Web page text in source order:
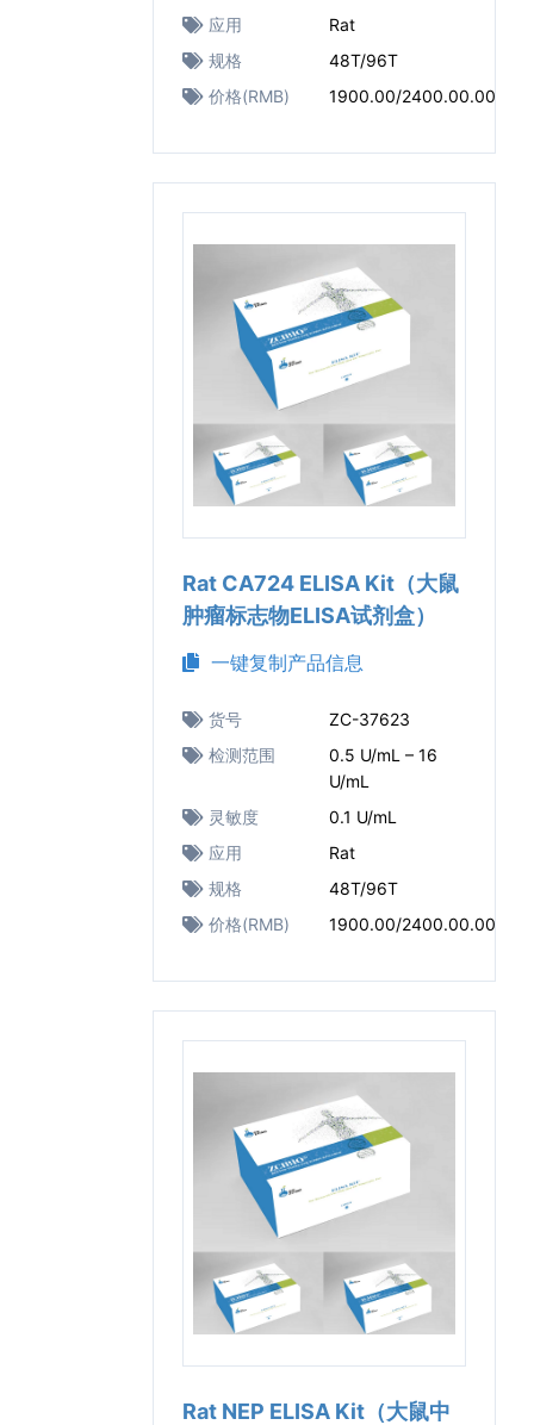
应用
Rat
规格
48T/96T
价格(RMB)
1900.00/2400.00.00
Rat CA724 ELISA Kit（大鼠
肿瘤标志物ELISA试剂盒）
一键复制产品信息
货号
ZC-37623
检测范围
0.5 U/mL – 16
U/mL
灵敏度
0.1 U/mL
应用
Rat
规格
48T/96T
价格(RMB)
1900.00/2400.00.00
Rat NEP ELISA Kit（大鼠中